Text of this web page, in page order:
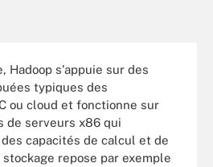
Hadoop s'appuie sur des
typiques des
ou cloud et fonctionne sur
de serveurs x86 qui
capacités de calcul et de
stockage repose par exemple